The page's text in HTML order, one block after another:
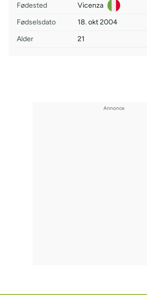
Fødested
Vicenza
Fødselsdato
18. okt 2004
Alder
21